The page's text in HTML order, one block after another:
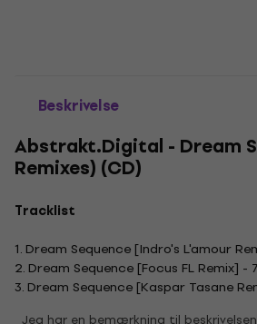
Beskrivelse
Abstrakt.Digital - Dream
Remixes) (CD)
Tracklist
1. Dream Sequence [Indro's L'amour
2. Dream Sequence [Focus FL Remix] -
3. Dream Sequence [Kaspar Tasane
Jeg har en bemærkning til beskrivelsen